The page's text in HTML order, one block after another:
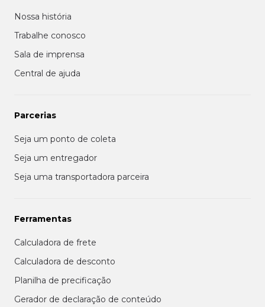
Nossa história
Trabalhe conosco
Sala de imprensa
Central de ajuda
Parcerias
Seja um ponto de coleta
Seja um entregador
Seja uma transportadora parceira
Ferramentas
Calculadora de frete
Calculadora de desconto
Planilha de precificação
Gerador de declaração de conteúdo